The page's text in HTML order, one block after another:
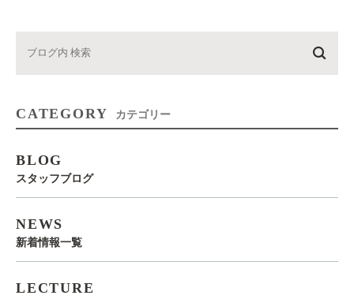
CATEGORY カテゴリー
BLOG
スタッフブログ
NEWS
新着情報一覧
LECTURE